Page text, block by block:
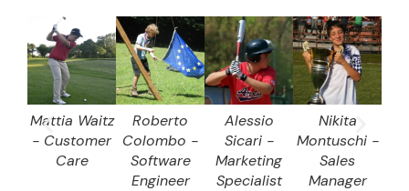
Mattia Waitz
- Customer
Care
Roberto
Colombo -
Software
Engineer
Alessio
Sicari -
Marketing
Specialist
Nikita
Montuschi -
Sales
Manager